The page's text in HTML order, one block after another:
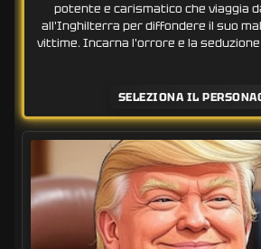
potente e carismatico che viaggia
all'Inghilterra per diffondere il suo
vittime. Incarna l'orrore e la
SELEZIONA IL